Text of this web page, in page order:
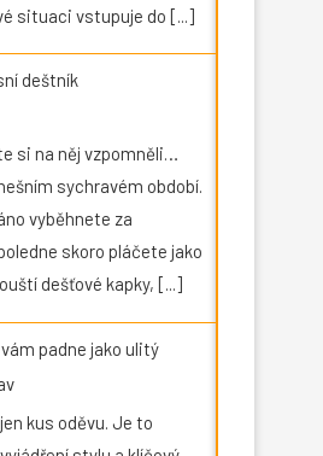
situaci vstupuje do [...]
deštník
si na něj vzpomněli…
sychravém období.
vyběhnete za
skoro pláčete jako
dešťové kapky, [...]
padne jako ulitý
kus oděvu. Je to